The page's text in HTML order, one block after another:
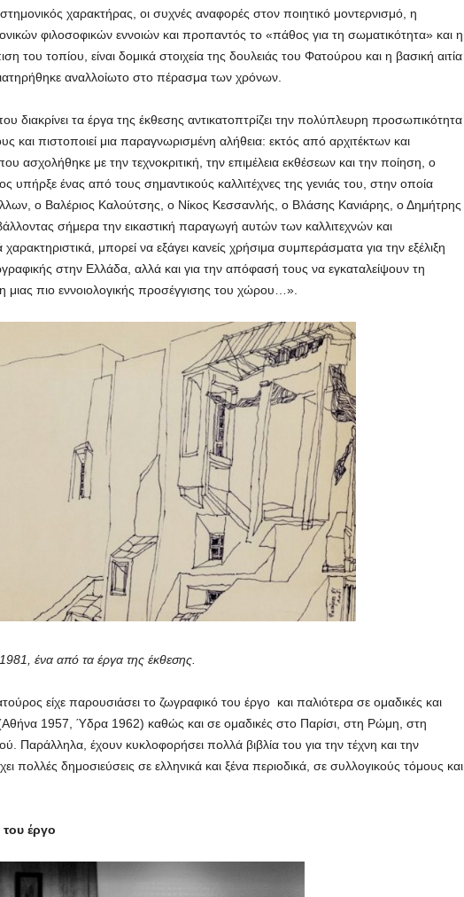
χαρακτήρας, οι συχνές αναφορές στον ποιητικό μοντερνισμό, η
φιλοσοφικών εννοιών και προπαντός το «πάθος για τη σωματικότητα» και η
του τοπίου, είναι δομικά στοιχεία της δουλειάς του Φατούρου και η βασική αιτία
αναλλοίωτο στο πέρασμα των χρόνων.
διακρίνει τα έργα της έκθεσης αντικατοπτρίζει την πολύπλευρη προσωπικότητα
και πιστοποιεί μια παραγνωρισμένη αλήθεια: εκτός από αρχιτέκτων και
ασχολήθηκε με την τεχνοκριτική, την επιμέλεια εκθέσεων και την ποίηση, ο
υπήρξε ένας από τους σημαντικούς καλλιτέχνες της γενιάς του, στην οποία
ο Βαλέριος Καλούτσης, ο Νίκος Κεσσανλής, ο Βλάσης Κανιάρης, ο Δημήτρης
σήμερα την εικαστική παραγωγή αυτών των καλλιτεχνών και
χαρακτηριστικά, μπορεί να εξάγει κανείς χρήσιμα συμπεράσματα για την εξέλιξη
στην Ελλάδα, αλλά και για την απόφασή τους να εγκαταλείψουν τη
μιας πιο εννοιολογικής προσέγγισης του χώρου…».
ένα από τα έργα της έκθεσης.
είχε παρουσιάσει το ζωγραφικό του έργο και παλιότερα σε ομαδικές και
(Αθήνα 1957, Ύδρα 1962) καθώς και σε ομαδικές στο Παρίσι, στη Ρώμη, στη
Παράλληλα, έχουν κυκλοφορήσει πολλά βιβλία του για την τέχνη και την
πολλές δημοσιεύσεις σε ελληνικά και ξένα περιοδικά, σε συλλογικούς τόμους και
του έργο